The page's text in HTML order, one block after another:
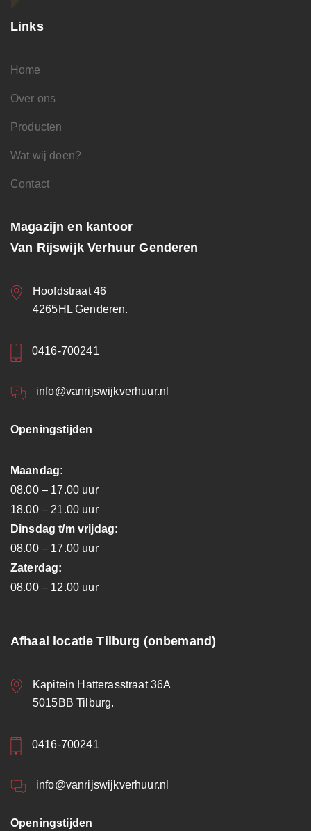
Links
Home
Over ons
Producten
Wat wij doen?
Contact
Magazijn en kantoor
Van Rijswijk Verhuur Genderen
Hoofdstraat 46
4265HL Genderen.
0416-700241
info@vanrijswijkverhuur.nl
Openingstijden
Maandag:
08.00 – 17.00 uur
18.00 – 21.00 uur
Dinsdag t/m vrijdag:
08.00 – 17.00 uur
Zaterdag:
08.00 – 12.00 uur
Afhaal locatie Tilburg (onbemand)
Kapitein Hatterasstraat 36A
5015BB Tilburg.
0416-700241
info@vanrijswijkverhuur.nl
Openingstijden